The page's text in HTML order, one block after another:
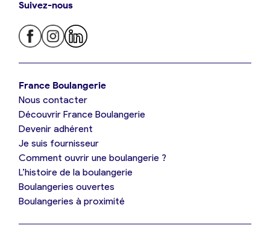
Je trouve ma boulangerie
Je suis boulanger
Je découvre France Boulangerie
Mes tarifs
09 86 23 49 09
Oui, appeler
Suivez-nous
France Boulangerie
Nous contacter
Découvrir France Boulangerie
Devenir adhérent
Je suis fournisseur
Comment ouvrir une boulangerie ?
L’histoire de la boulangerie
Boulangeries ouvertes
Boulangeries à proximité